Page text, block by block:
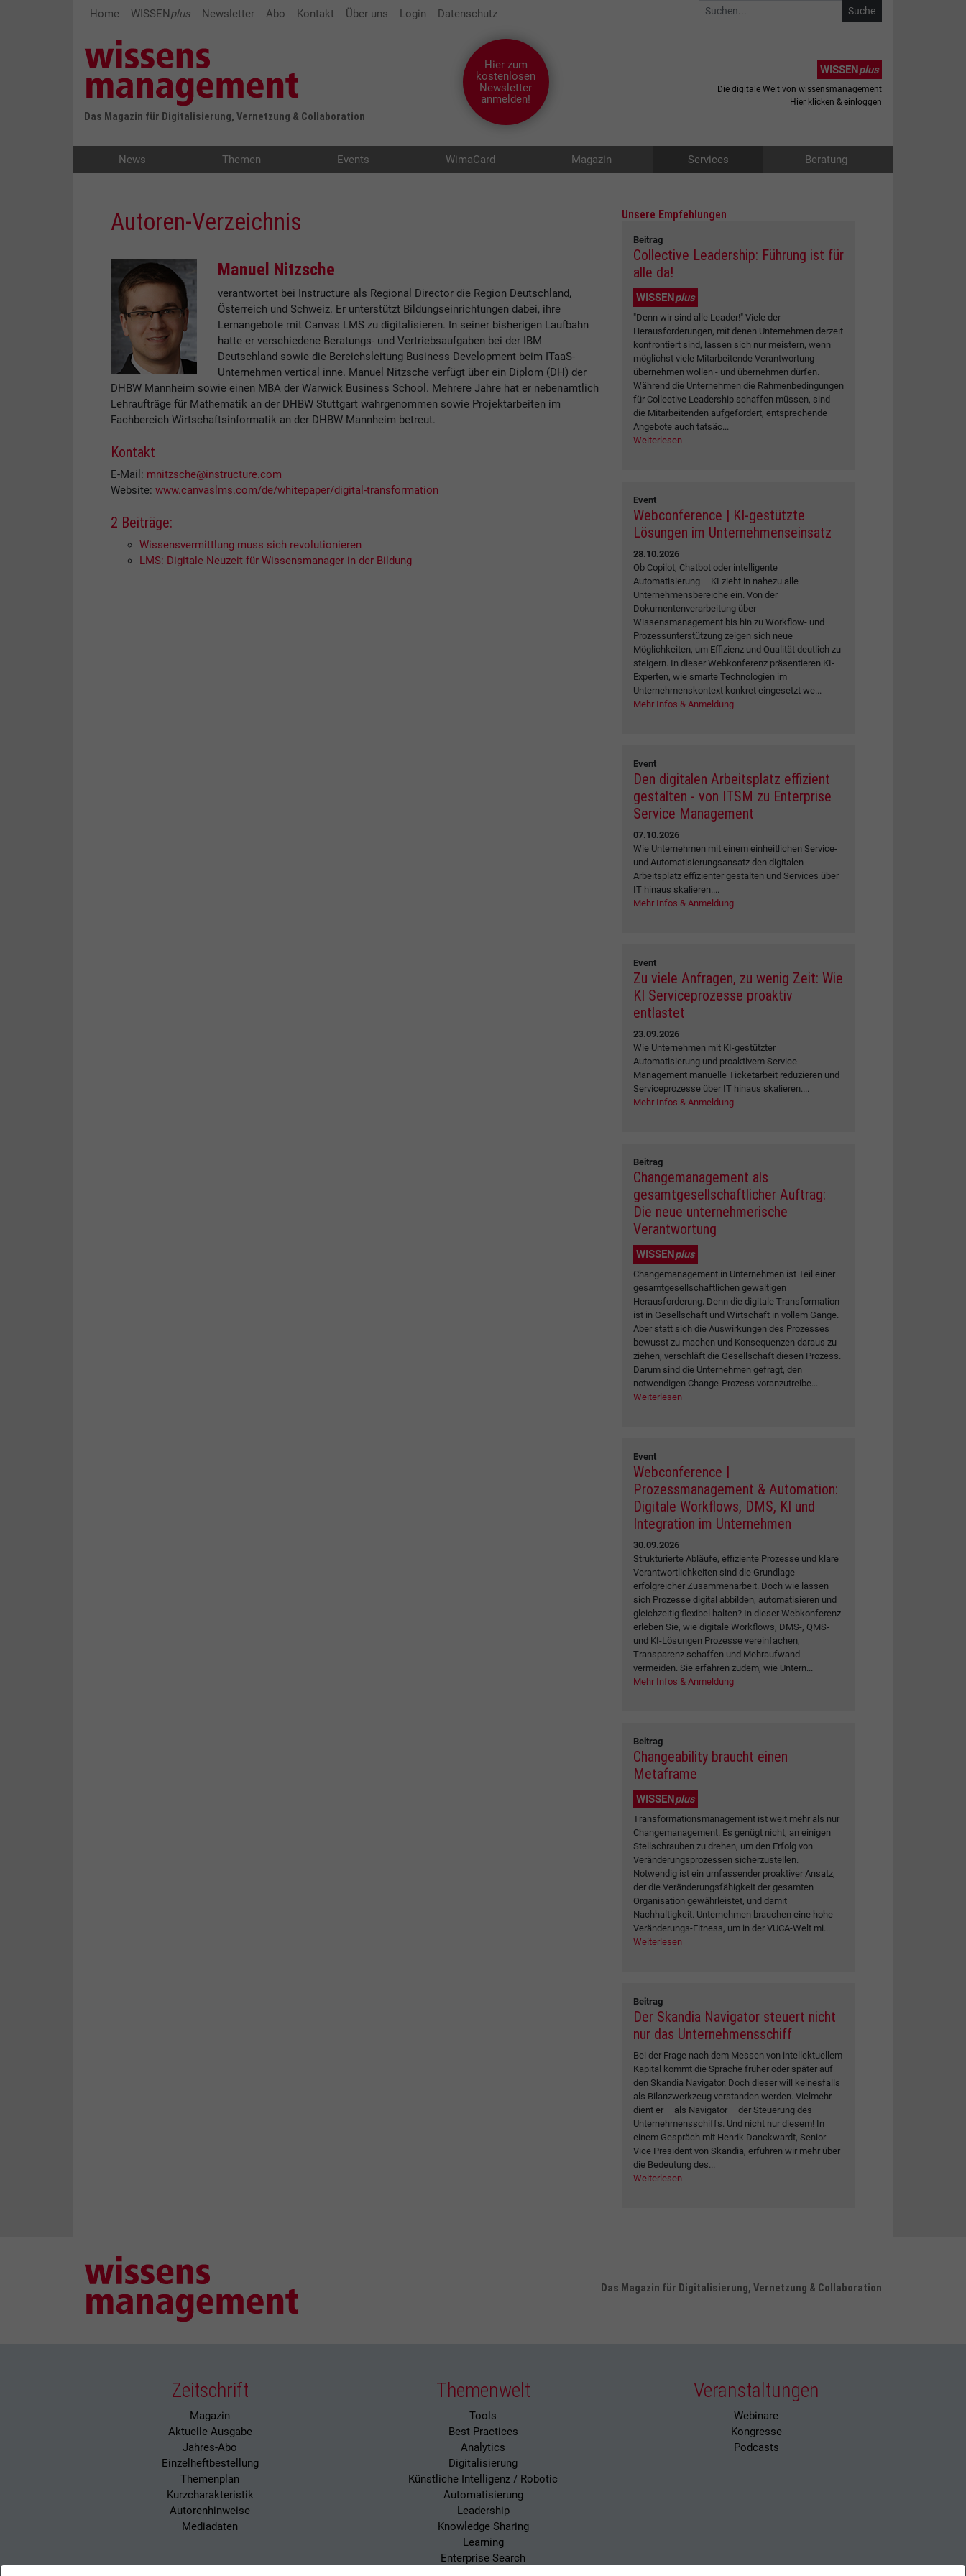
Home WISSENplus Newsletter Abo Kontakt Über uns Login Datenschutz
Das Magazin für Digitalisierung, Vernetzung & Collaboration
Hier zum
kostenlosen
Newsletter
anmelden!
WISSENplus
Die digitale Welt von wissensmanagement
Hier klicken & einloggen
News Themen Events WimaCard Magazin Services Beratung
Autoren-Verzeichnis
Manuel Nitzsche
verantwortet bei Instructure als Regional Director die Region Deutschland,
Österreich und Schweiz. Er unterstützt Bildungseinrichtungen dabei, ihre
Lernangebote mit Canvas LMS zu digitalisieren. In seiner bisherigen Laufbahn
hatte er verschiedene Beratungs- und Vertriebsaufgaben bei der IBM
Deutschland sowie die Bereichsleitung Business Development beim ITaaS-
Unternehmen vertical inne. Manuel Nitzsche verfügt über ein Diplom (DH) der
DHBW Mannheim sowie einen MBA der Warwick Business School. Mehrere Jahre hat er nebenamtlich
Lehraufträge für Mathematik an der DHBW Stuttgart wahrgenommen sowie Projektarbeiten im
Fachbereich Wirtschaftsinformatik an der DHBW Mannheim betreut.
Kontakt
E-Mail: mnitzsche@instructure.com
Website: www.canvaslms.com/de/whitepaper/digital-transformation
2 Beiträge:
Wissensvermittlung muss sich revolutionieren
LMS: Digitale Neuzeit für Wissensmanager in der Bildung
Unsere Empfehlungen
Beitrag
Collective Leadership: Führung ist für
alle da!
WISSENplus
"Denn wir sind alle Leader!" Viele der
Herausforderungen, mit denen Unternehmen derzeit
konfrontiert sind, lassen sich nur meistern, wenn
möglichst viele Mitarbeitende Verantwortung
übernehmen wollen - und übernehmen dürfen.
Während die Unternehmen die Rahmenbedingungen
für Collective Leadership schaffen müssen, sind
die Mitarbeitenden aufgefordert, entsprechende
Angebote auch tatsäc...
Weiterlesen
Event
Webconference | KI-gestützte
Lösungen im Unternehmenseinsatz
28.10.2026
Ob Copilot, Chatbot oder intelligente
Automatisierung – KI zieht in nahezu alle
Unternehmensbereiche ein. Von der
Dokumentenverarbeitung über
Wissensmanagement bis hin zu Workflow- und
Prozessunterstützung zeigen sich neue
Möglichkeiten, um Effizienz und Qualität deutlich zu
steigern. In dieser Webkonferenz präsentieren KI-
Experten, wie smarte Technologien im
Unternehmenskontext konkret eingesetzt we...
Mehr Infos & Anmeldung
Event
Den digitalen Arbeitsplatz effizient
gestalten - von ITSM zu Enterprise
Service Management
07.10.2026
Wie Unternehmen mit einem einheitlichen Service-
und Automatisierungsansatz den digitalen
Arbeitsplatz effizienter gestalten und Services über
IT hinaus skalieren....
Mehr Infos & Anmeldung
Event
Zu viele Anfragen, zu wenig Zeit: Wie
KI Serviceprozesse proaktiv
entlastet
23.09.2026
Wie Unternehmen mit KI-gestützter
Automatisierung und proaktivem Service
Management manuelle Ticketarbeit reduzieren und
Serviceprozesse über IT hinaus skalieren....
Mehr Infos & Anmeldung
Beitrag
Changemanagement als
gesamtgesellschaftlicher Auftrag:
Die neue unternehmerische
Verantwortung
WISSENplus
Changemanagement in Unternehmen ist Teil einer
gesamtgesellschaftlichen gewaltigen
Herausforderung. Denn die digitale Transformation
ist in Gesellschaft und Wirtschaft in vollem Gange.
Aber statt sich die Auswirkungen des Prozesses
bewusst zu machen und Konsequenzen daraus zu
ziehen, verschläft die Gesellschaft diesen Prozess.
Darum sind die Unternehmen gefragt, den
notwendigen Change-Prozess voranzutreibe...
Weiterlesen
Event
Webconference |
Prozessmanagement & Automation:
Digitale Workflows, DMS, KI und
Integration im Unternehmen
30.09.2026
Strukturierte Abläufe, effiziente Prozesse und klare
Verantwortlichkeiten sind die Grundlage
erfolgreicher Zusammenarbeit. Doch wie lassen
sich Prozesse digital abbilden, automatisieren und
gleichzeitig flexibel halten? In dieser Webkonferenz
erleben Sie, wie digitale Workflows, DMS-, QMS-
und KI-Lösungen Prozesse vereinfachen,
Transparenz schaffen und Mehraufwand
vermeiden. Sie erfahren zudem, wie Untern...
Mehr Infos & Anmeldung
Beitrag
Changeability braucht einen
Metaframe
WISSENplus
Transformationsmanagement ist weit mehr als nur
Changemanagement. Es genügt nicht, an einigen
Stellschrauben zu drehen, um den Erfolg von
Veränderungsprozessen sicherzustellen.
Notwendig ist ein umfassender proaktiver Ansatz,
der die Veränderungsfähigkeit der gesamten
Organisation gewährleistet, und damit
Nachhaltigkeit. Unternehmen brauchen eine hohe
Veränderungs-Fitness, um in der VUCA-Welt mi...
Weiterlesen
Beitrag
Der Skandia Navigator steuert nicht
nur das Unternehmensschiff
Bei der Frage nach dem Messen von intellektuellem
Kapital kommt die Sprache früher oder später auf
den Skandia Navigator. Doch dieser will keinesfalls
als Bilanzwerkzeug verstanden werden. Vielmehr
dient er – als Navigator – der Steuerung des
Unternehmensschiffs. Und nicht nur diesem! In
einem Gespräch mit Henrik Danckwardt, Senior
Vice President von Skandia, erfuhren wir mehr über
die Bedeutung des...
Weiterlesen
Das Magazin für Digitalisierung, Vernetzung & Collaboration
Zeitschrift
Magazin
Aktuelle Ausgabe
Jahres-Abo
Einzelheftbestellung
Themenplan
Kurzcharakteristik
Autorenhinweise
Mediadaten
Themenwelt
Tools
Best Practices
Analytics
Digitalisierung
Künstliche Intelligenz / Robotic
Automatisierung
Leadership
Knowledge Sharing
Learning
Enterprise Search
Veranstaltungen
Webinare
Kongresse
Podcasts